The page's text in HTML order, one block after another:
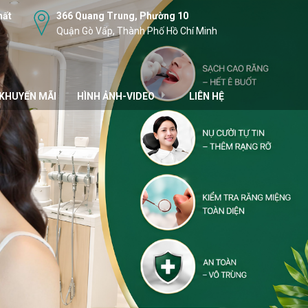
366 Quang Trung, Phường 10
Quận Gò Vấp, Thành Phố Hồ Chí Minh
MÃI HÌNH ẢNH-VIDEO
HÌNH ẢNH
VIDEO
LIÊN HỆ